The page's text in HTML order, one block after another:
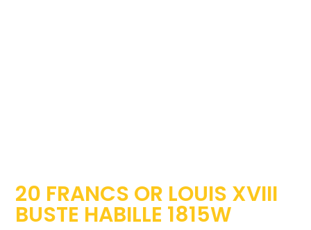
20 FRANCS OR LOUIS XVIII
BUSTE HABILLE 1815W